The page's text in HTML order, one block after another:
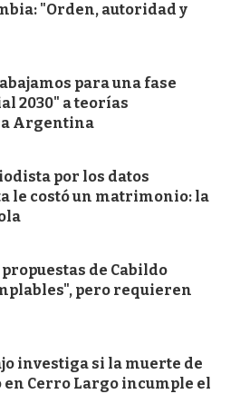
"Orden, autoridad y
para una fase
2030" a teorías
Argentina
por los datos
le costó un matrimonio: la
de Cabildo
pero requieren
investiga si la muerte de
en Cerro Largo incumple el